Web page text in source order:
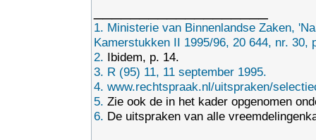
1. Ministerie van Binnenlandse Zaken,
Kamerstukken II 1995/96, 20 644, nr. 30,
2. Ibidem, p. 14.
3. R (95) 11, 11 september 1995.
4. www.rechtspraak.nl/uitspraken/
5. Zie ook de in het kader opgenomen
6. De uitspraken van alle